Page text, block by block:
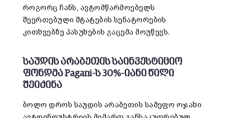
როგორც ჩანს, ავტომწარმოებელს
შეერთებული შტატების სენატორების
კითხვებზე პასუხების გაცემა მოუწევს.
საუდის არაბეთის საინვესტიციო
ფონდმა Pagani-ს 30%-იანი წილი
შეიძინა
ბოლო დროს საუდის არაბეთის სამეფო ოჯახი